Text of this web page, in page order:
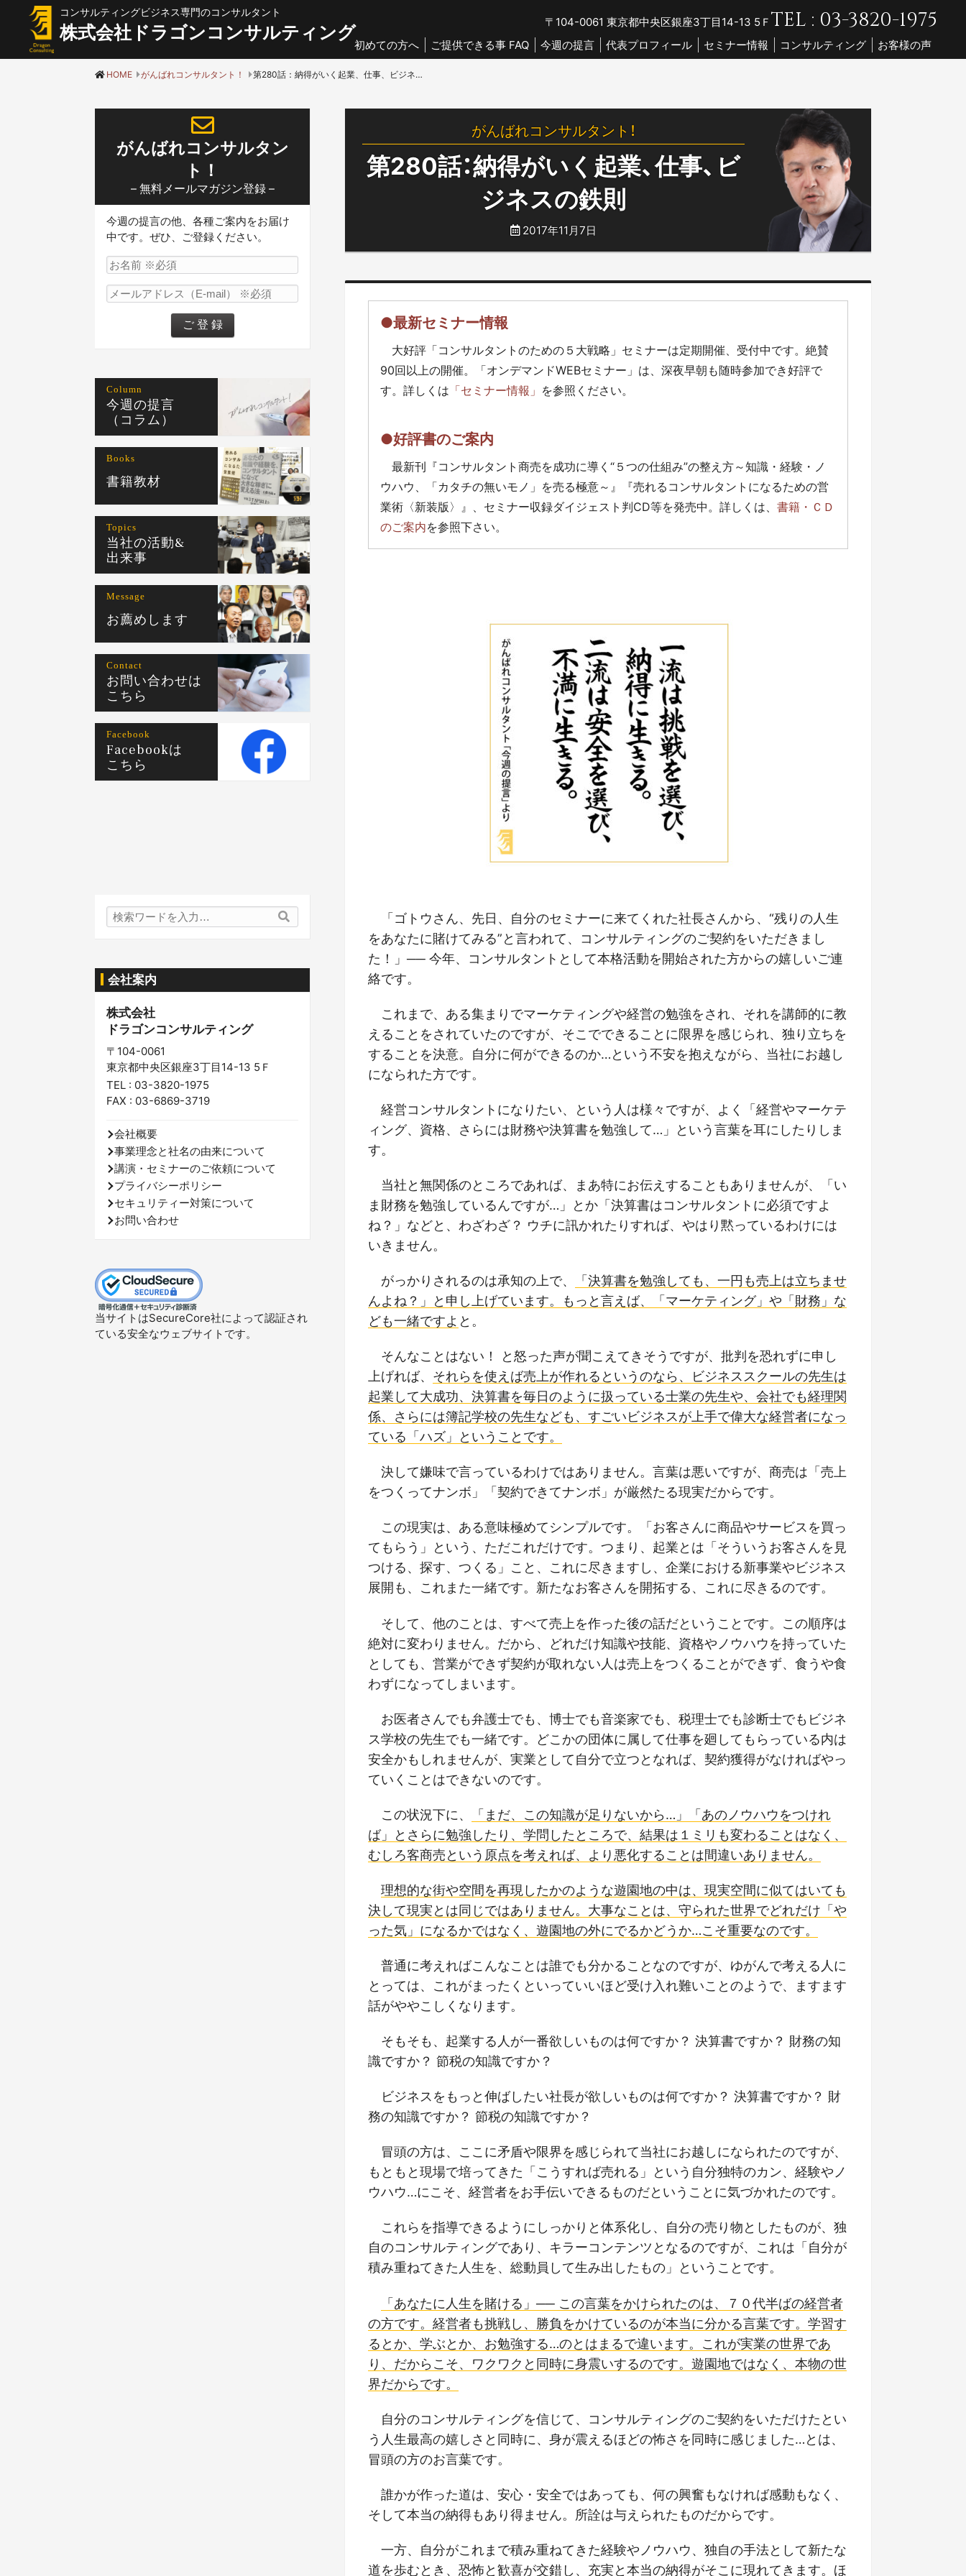
コンサルティングビジネス専門のコンサルタント
株式会社ドラゴンコンサルティング 〒104-0061 東京都中央区銀座3丁目14-13 5Ｆ TEL : 03-3820-1975
初めての方へ ご提供できる事 FAQ 今週の提言 代表プロフィール セミナー情報 コンサルティング お客様の声
HOME がんばれコンサルタント！ 第280話：納得がいく起業、仕事、ビジネスの鉄則
がんばれコンサルタント！
第280話：納得がいく起業、仕事、ビ
ジネスの鉄則
2017年11月7日
●最新セミナー情報
大好評「コンサルタントのための５大戦略」セミナーは定期開催、受付中です。絶賛
90回以上の開催。「オンデマンドWEBセミナー」は、深夜早朝も随時参加でき好評で
す。詳しくは 「セミナー情報」 を参照ください。
●好評書のご案内
最新刊『コンサルタント商売を成功に導く“５つの仕組み”の整え方～知識・経験・ノ
ウハウ、「カタチの無いモノ」を売る極意～』『売れるコンサルタントになるための営
業術〈新装版〉』、セミナー収録ダイジェスト判CD等を発売中。詳しくは、 書籍・ＣＤ
のご案内を参照下さい。
「ゴトウさん、先日、自分のセミナーに来てくれた社長さんから、“残りの人生
をあなたに賭けてみる”と言われて、コンサルティングのご契約をいただきまし
た！」── 今年、コンサルタントとして本格活動を開始された方からの嬉しいご連
絡です。
これまで、ある集まりでマーケティングや経営の勉強をされ、それを講師的に教
えることをされていたのですが、そこでできることに限界を感じられ、独り立ちを
することを決意。自分に何ができるのか…という不安を抱えながら、当社にお越し
になられた方です。
経営コンサルタントになりたい、という人は様々ですが、よく「経営やマーケテ
ィング、資格、さらには財務や決算書を勉強して…」という言葉を耳にしたりしま
す。
当社と無関係のところであれば、まあ特にお伝えすることもありませんが、「い
ま財務を勉強しているんですが…」とか「決算書はコンサルタントに必須ですよ
ね？」などと、わざわざ？ ウチに訊かれたりすれば、やはり黙っているわけには
いきません。
がっかりされるのは承知の上で、
「決算書を勉強しても、一円も売上は立ちませ
んよね？」と申し上げています。もっと言えば、「マーケティング」や「財務」な
ども一緒ですよ と。
そんなことはない！ と怒った声が聞こえてきそうですが、批判を恐れずに申し
上げれば、 それらを使えば売上が作れるというのなら、ビジネススクールの先生は
起業して大成功、決算書を毎日のように扱っている士業の先生や、会社でも経理関
係、さらには簿記学校の先生なども、すごいビジネスが上手で偉大な経営者になっ
ている「ハズ」ということです。
決して嫌味で言っているわけではありません。言葉は悪いですが、商売は「売上
をつくってナンボ」「契約できてナンボ」が厳然たる現実だからです。
この現実は、ある意味極めてシンプルです。「お客さんに商品やサービスを買っ
てもらう」という、ただこれだけです。つまり、起業とは「そういうお客さんを見
つける、探す、つくる」こと、これに尽きますし、企業における新事業やビジネス
展開も、これまた一緒です。新たなお客さんを開拓する、これに尽きるのです。
そして、他のことは、すべて売上を作った後の話だということです。この順序は
絶対に変わりません。だから、どれだけ知識や技能、資格やノウハウを持っていた
としても、営業ができず契約が取れない人は売上をつくることができず、食うや食
わずになってしまいます。
お医者さんでも弁護士でも、博士でも音楽家でも、税理士でも診断士でもビジネ
ス学校の先生でも一緒です。どこかの団体に属して仕事を廻してもらっている内は
安全かもしれませんが、実業として自分で立つとなれば、契約獲得がなければやっ
ていくことはできないのです。
この状況下に、
「まだ、この知識が足りないから…」「あのノウハウをつけれ
ば」とさらに勉強したり、学問したところで、結果は１ミリも変わることはなく、
むしろ客商売という原点を考えれば、より悪化することは間違いありません。
理想的な街や空間を再現したかのような遊園地の中は、現実空間に似てはいても
決して現実とは同じではありません。大事なことは、守られた世界でどれだけ「や
った気」になるかではなく、遊園地の外にでるかどうか…こそ重要なのです。
普通に考えればこんなことは誰でも分かることなのですが、ゆがんで考える人に
とっては、これがまったくといっていいほど受け入れ難いことのようで、ますます
話がややこしくなります。
そもそも、起業する人が一番欲しいものは何ですか？ 決算書ですか？ 財務の知
識ですか？ 節税の知識ですか？
ビジネスをもっと伸ばしたい社長が欲しいものは何ですか？ 決算書ですか？ 財
務の知識ですか？ 節税の知識ですか？
冒頭の方は、ここに矛盾や限界を感じられて当社にお越しになられたのですが、
もともと現場で培ってきた「こうすれば売れる」という自分独特のカン、経験やノ
ウハウ…にこそ、経営者をお手伝いできるものだということに気づかれたのです。
これらを指導できるようにしっかりと体系化し、自分の売り物としたものが、独
自のコンサルティングであり、キラーコンテンツとなるのですが、これは「自分が
積み重ねてきた人生を、総動員して生み出したもの」ということです。
「あなたに人生を賭ける」── この言葉をかけられたのは、７０代半ばの経営者
の方です。経営者も挑戦し、勝負をかけているのが本当に分かる言葉です。学習す
るとか、学ぶとか、お勉強する…のとはまるで違います。これが実業の世界であ
り、だからこそ、ワクワクと同時に身震いするのです。遊園地ではなく、本物の世
界だからです。
自分のコンサルティングを信じて、コンサルティングのご契約をいただけたとい
う人生最高の嬉しさと同時に、身が震えるほどの怖さを同時に感じました…とは、
冒頭の方のお言葉です。
誰かが作った道は、安心・安全ではあっても、何の興奮もなければ感動もなく、
そして本当の納得もあり得ません。所詮は与えられたものだからです。
一方、自分がこれまで積み重ねてきた経験やノウハウ、独自の手法として新たな
道を歩むとき、恐怖と歓喜が交錯し、充実と本当の納得がそこに現れてきます。ほ
がんばれコンサルタン
ト！
– 無料メールマガジン登録 –
今週の提言の他、各種ご案内をお届け
中です。ぜひ、ご登録ください。
Column
今週の提言
（コラム）
Books
書籍教材
Topics
当社の活動&
出来事
Message
お薦めします
Contact
お問い合わせは
こちら
Facebook
Facebookは
こちら
検
索
会社案内
株式会社
ドラゴンコンサルティング
〒104-0061
東京都中央区銀座3丁目14-13 5Ｆ
TEL : 03-3820-1975
FAX : 03-6869-3719
会社概要
事業理念と社名の由来について
講演・セミナーのご依頼について
プライバシーポリシー
セキュリティー対策について
お問い合わせ
当サイトはSecureCore社によって認証され
ている安全なウェブサイトです。